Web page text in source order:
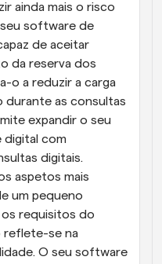
ainda mais o risco
software de
de aceitar
da reserva dos
o a reduzir a carga
durante as consultas
expandir o seu
digital com
digitais.
aspetos mais
um pequeno
requisitos do
reflete-se na
O seu software